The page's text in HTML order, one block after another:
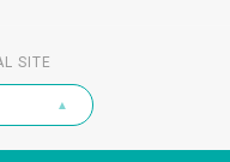
SITE
▲